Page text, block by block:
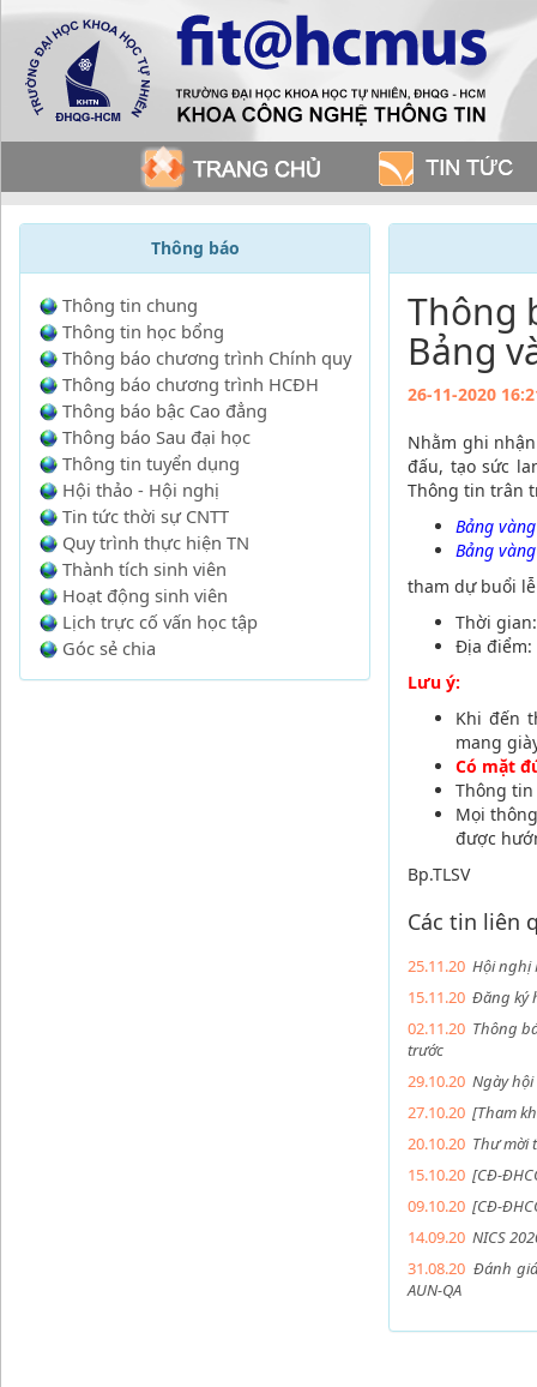
Thông báo
Thông tin chung
Thông tin học bổng
Thông báo chương trình Chính quy
Thông báo chương trình HCĐH
Thông báo bậc Cao đẳng
Thông báo Sau đại học
Thông tin tuyển dụng
Hội thảo - Hội nghị
Tin tức thời sự CNTT
Quy trình thực hiện TN
Thành tích sinh viên
Hoạt động sinh viên
Lịch trực cố vấn học tập
Góc sẻ chia
Thông
Bảng
26-11-2020
Nhằm ghi
đấu, tạo sức
Thông tin trân
Bảng
Bảng
tham dự buổi
Thời
Địa điểm:
Lưu ý:
Khi đến
mang
Có mặt
Thông
Mọi
được
Bp.TLSV
Các tin liên
25.11.20 Hội nghị
15.11.20 Đăng ký
02.11.20 Thông
trước
29.10.20 Ngày
27.10.20 [Tham
20.10.20 Thư mời
15.10.20 [CĐ-
09.10.20 [CĐ-
14.09.20 NICS
31.08.20 Đánh
AUN-QA